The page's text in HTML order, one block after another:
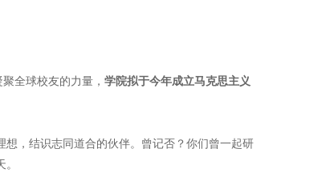
全球校友的力量， 学院拟于今年成立马克思主义
，结识志同道合的伙伴。曾记否？你们曾一起研